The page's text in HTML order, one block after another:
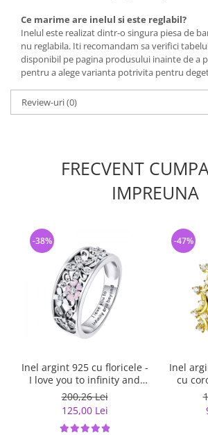
Ce marime are inelul si este reglabil?
Inelul este realizat dintr-o singura piesa de
nu reglabila. Iti recomandam sa verifici
disponibil pe pagina produsului inainte de a
pentru a alege varianta potrivita pentru
Review-uri(0)
FRECVENT
IMPREUNA
Inel argint 925 cu floricele -
I love you to infinity and
beyond - Be Nature
IST0055
200,26 Lei
125,00 Lei
-38%
Inel
cu
-47%